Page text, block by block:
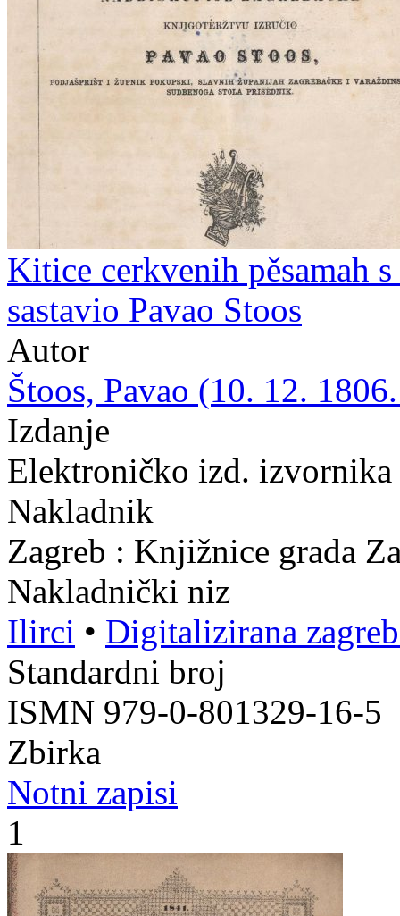
Kitice cerkvenih pěsamah
sastavio Pavao Stoos
Autor
Štoos, Pavao (10. 12.
Izdanje
Elektroničko izd.
Nakladnik
Zagreb : Knjižnice grada
Nakladnički niz
Ilirci • Digitalizirana
Standardni broj
ISMN 979-0-801329-16-5
Zbirka
Notni zapisi
1